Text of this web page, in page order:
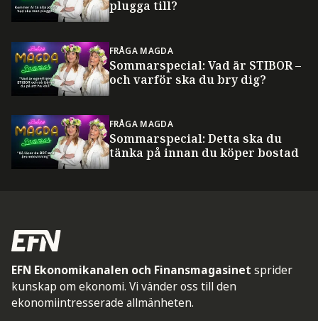
plugga till?
FRÅGA MAGDA
Sommarspecial: Vad är STIBOR –
och varför ska du bry dig?
FRÅGA MAGDA
Sommarspecial: Detta ska du
tänka på innan du köper bostad
EFN Ekonomikanalen och Finansmagasinet sprider
kunskap om ekonomi. Vi vänder oss till den
ekonomiintresserade allmänheten.